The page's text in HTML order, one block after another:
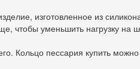
изготовленное из
чтобы уменьшить нагрузку на
Кольцо пессария купить